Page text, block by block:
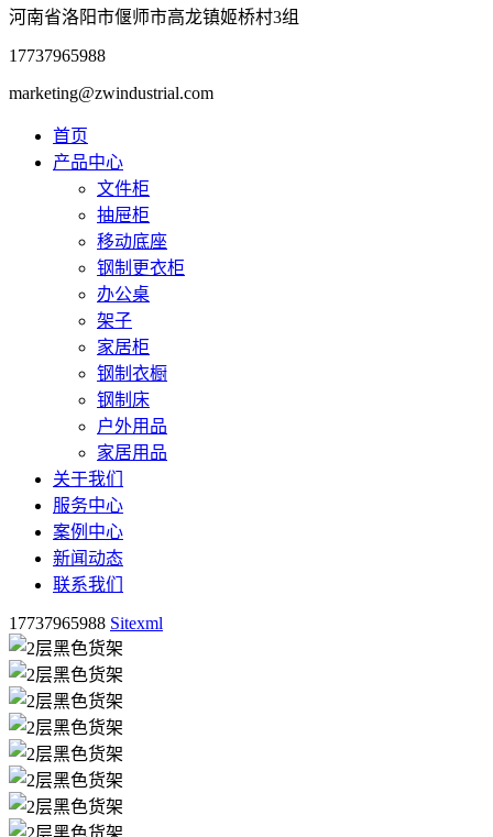
河南省洛阳市偃师市高龙镇姬桥村3组
17737965988
marketing@zwindustrial.com
首页
产品中心
文件柜
抽屉柜
移动底座
钢制更衣柜
办公桌
架子
家居柜
钢制衣橱
钢制床
户外用品
家居用品
关于我们
服务中心
案例中心
新闻动态
联系我们
17737965988 Sitexml